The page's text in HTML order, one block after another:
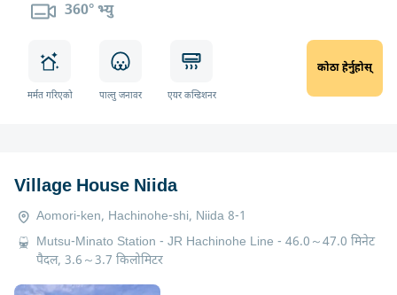
360° भ्यु
मर्मत गरिएको पाल्तु जनावर एयर कन्डिशनर
कोठा हेर्नुहोस्
Village House Niida
Aomori-ken, Hachinohe-shi, Niida 8-1
Mutsu-Minato Station - JR Hachinohe Line - 46.0～47.0 मिनेट
पैदल, 3.6～3.7 किलोमिटर